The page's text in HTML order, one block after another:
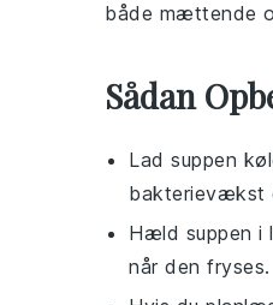
både mættende
Sådan
Lad suppen
bakterievækst
Hæld suppen i
når den fryses.